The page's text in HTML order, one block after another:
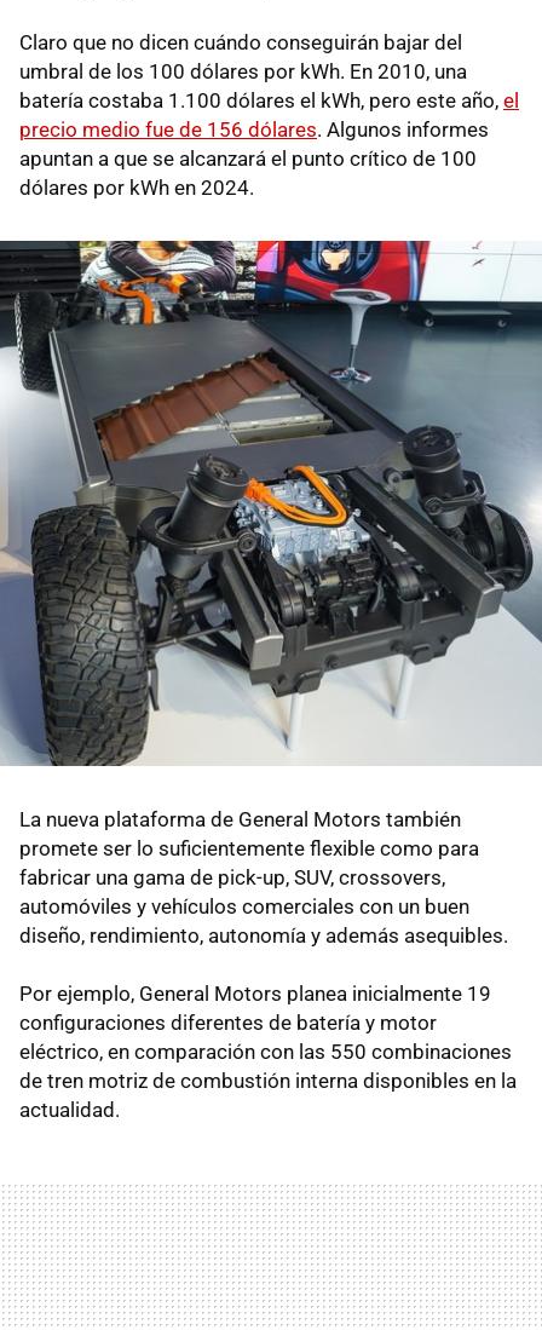
Claro que no dicen cuándo conseguirán bajar del
umbral de los 100 dólares por kWh. En 2010, una
batería costaba 1.100 dólares el kWh, pero este año, el
precio medio fue de 156 dólares. Algunos informes
apuntan a que se alcanzará el punto crítico de 100
dólares por kWh en 2024.
La nueva plataforma de General Motors también
promete ser lo suficientemente flexible como para
fabricar una gama de pick-up, SUV, crossovers,
automóviles y vehículos comerciales con un buen
diseño, rendimiento, autonomía y además asequibles.
Por ejemplo, General Motors planea inicialmente 19
configuraciones diferentes de batería y motor
eléctrico, en comparación con las 550 combinaciones
de tren motriz de combustión interna disponibles en la
actualidad.